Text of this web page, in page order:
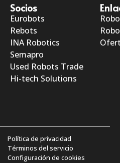
Socios
Eurobots
Rebots
INA Robotics
Semapro
Used Robots Trade
Hi-tech Solutions
Política de privacidad
Términos del servicio
Configuración de cookies